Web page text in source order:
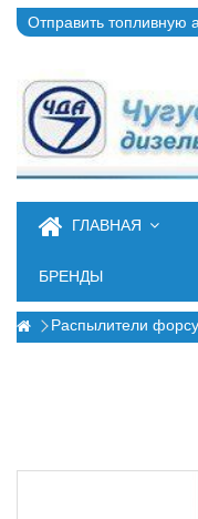
Отправить топливную
ГЛАВНАЯ
БРЕНДЫ
Распылители